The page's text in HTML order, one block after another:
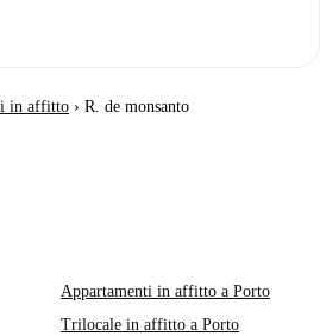
in affitto › R. de monsanto
Appartamenti in affitto a Porto
Trilocale in affitto a Porto